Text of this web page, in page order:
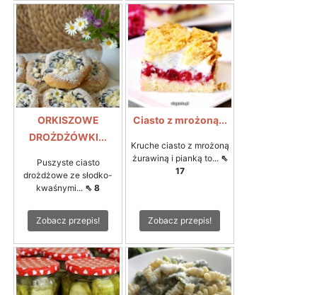
ORKISZOWE
DROŻDŻÓWKI...
Puszyste ciasto
drożdżowe ze słodko-
kwaśnymi... ⇖ 8
Zobacz przepis!
Ciasto z mrożoną...
Kruche ciasto z mrożoną
żurawiną i pianką to... ⇖
17
Zobacz przepis!